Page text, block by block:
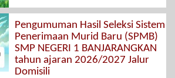
Pengumuman Hasil Seleksi Sistem
Penerimaan Murid Baru (SPMB)
SMP NEGERI 1 BANJARANGKAN
tahun ajaran 2026/2027 Jalur
Domisili